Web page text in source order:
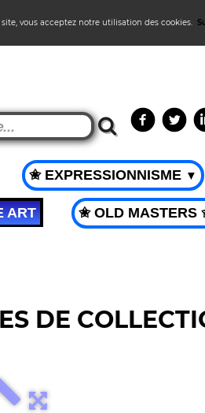
vous acceptez notre utilisation des cookies.
✬ EXPRESSIONNISME ▼
ART ✬ OLD MASTERS
DE